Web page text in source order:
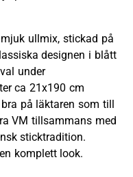
ullmix, stickad på
designen i blått
under
ca 21x190 cm
på läktaren som till
VM tillsammans med
sticktradition.
komplett look.